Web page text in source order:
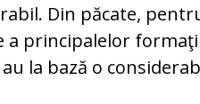
Din păcate,
a principalelor
la bază o